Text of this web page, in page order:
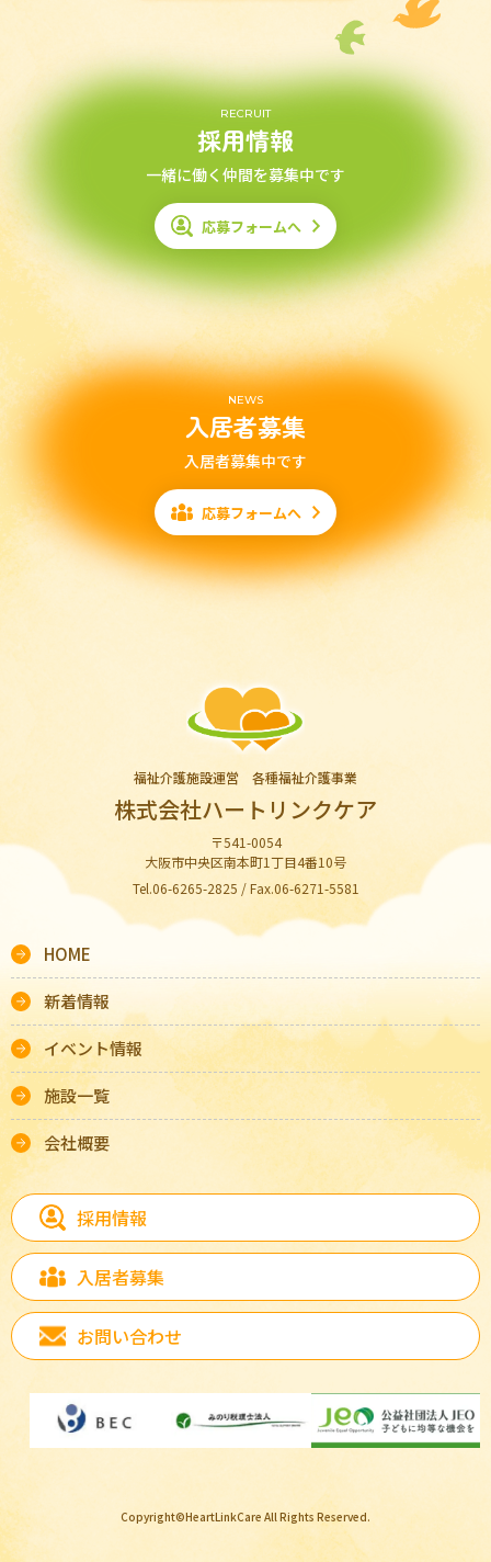
RECRUIT
採用情報
一緒に働く仲間を募集中です
応募フォームへ
NEWS
入居者募集
入居者募集中です
応募フォームへ
福祉介護施設運営 各種福祉介護事業
株式会社ハートリンクケア
〒541-0054
大阪市中央区南本町1丁目4番10号
Tel.06-6265-2825 / Fax.06-6271-5581
HOME
新着情報
イベント情報
施設一覧
会社概要
採用情報
入居者募集
お問い合わせ
Copyright©HeartLinkCare All Rights Reserved.